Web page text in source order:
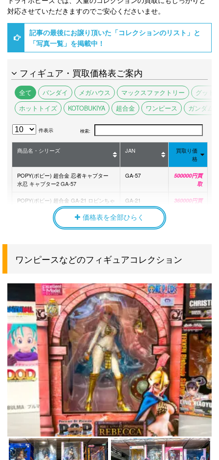
対応させていただきますのでご安心くださいませ。
記事の最後にお譲り頂いた「コレクションのリスト」と
「写真一覧」を掲載中！
フィギュア・買取価格表ご案内
全て バンダイ メガハウス マックスファクトリー
グッド
ホットトイズ
KOTOBUKIYA 超合金 ワンピース ガンダム
件表示 検索:
商品名・シリーズ JAN
買取り価
格
POPY(ポピー) 超合金 忍者キャプター
水忍 キャプター2 GA-57
GA-57
500000円買
取
POPY(ポピー) 超合金 GA-21 ロビンちゃ
ん がんばれ!!ロボコン
GA-21
360000円買
POPY(ポピー) DX超合金 GA-50 大空魔
がんばれ!!ロボコン
STRUCTURE 解体匠機 MSN-04 サザビ
ー 機動戦士ガンダム 逆襲のシャア
取
BANDAI(バンダイ) METAL
STRUCTURE 解体匠機 RX-93 νガンダ
ム フィン ファンネル装備
4573102662026
176000円買
取
POPY(ポピー) 超合金 名作シリーズ GA-
64 オバケのQ太郎
GA-64
170000円買
取
POPY(ポピー) DX超合金 GA-37 UFOロ
ボ グレンダイザー
GA-37
140000円買
取
POPY(ポピー) 超合金 GA-43 ロボチョイ
がんばれ!!ロボコン
GA-43
113000円買
取
TAKARA(タカラ) トレインボット 重連合
体戦士 ライデン C-131
4904880018307
110000円買
538 件中 1 から 10 まで表示
前 次
価格表を全部ひらく
ワンピースなどのフィギュアコレクション